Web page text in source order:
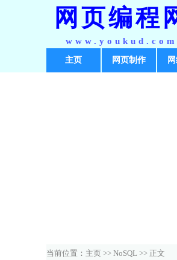
网页编程
www.youkud.com
主页 网页制作
当前位置： 主页 >> NoSQL >> 正文